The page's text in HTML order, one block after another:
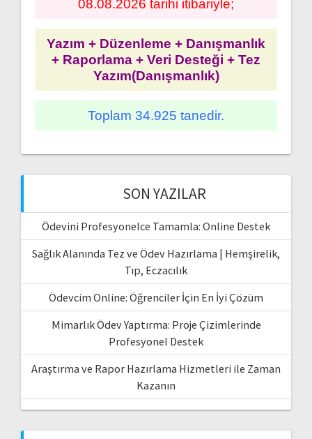
08.08.2026 tarihi itibariyle;
Yazım + Düzenleme + Danışmanlık
+ Raporlama + Veri Desteği + Tez
Yazım(Danışmanlık)
Toplam 34.925 tanedir.
SON YAZILAR
Ödevini Profesyonelce Tamamla: Online Destek
Sağlık Alanında Tez ve Ödev Hazırlama | Hemşirelik,
Tıp, Eczacılık
Ödevcim Online: Öğrenciler İçin En İyi Çözüm
Mimarlık Ödev Yaptırma: Proje Çizimlerinde
Profesyonel Destek
Araştırma ve Rapor Hazırlama Hizmetleri ile Zaman
Kazanın